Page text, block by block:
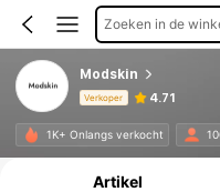
Zoeken in de
Modskin
Verkoper 4.71
1K+ Onlangs verkocht
Productinformatie:
Artikel